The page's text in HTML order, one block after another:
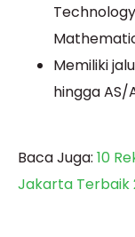
Memiliki
hingga AS/
Baca Juga: 10
Jakarta Terbaik